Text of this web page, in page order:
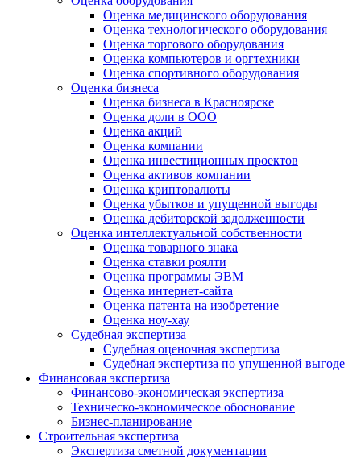
Оценка медицинского оборудования
Оценка технологического оборудования
Оценка торгового оборудования
Оценка компьютеров и оргтехники
Оценка спортивного оборудования
Оценка бизнеса
Оценка бизнеса в Красноярске
Оценка доли в ООО
Оценка акций
Оценка компании
Оценка инвестиционных проектов
Оценка активов компании
Оценка криптовалюты
Оценка убытков и упущенной выгоды
Оценка дебиторской задолженности
Оценка интеллектуальной собственности
Оценка товарного знака
Оценка ставки роялти
Оценка программы ЭВМ
Оценка интернет-сайта
Оценка патента на изобретение
Оценка ноу-хау
Судебная экспертиза
Судебная оценочная экспертиза
Судебная экспертиза по упущенной выгоде
Финансовая экспертиза
Финансово-экономическая экспертиза
Техническо-экономическое обоснование
Бизнес-планирование
Строительная экспертиза
Экспертиза сметной документации